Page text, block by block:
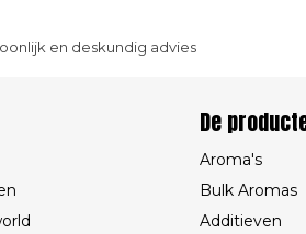
en deskundig advies
De
Aroma's
Bulk Aromas
Additieven